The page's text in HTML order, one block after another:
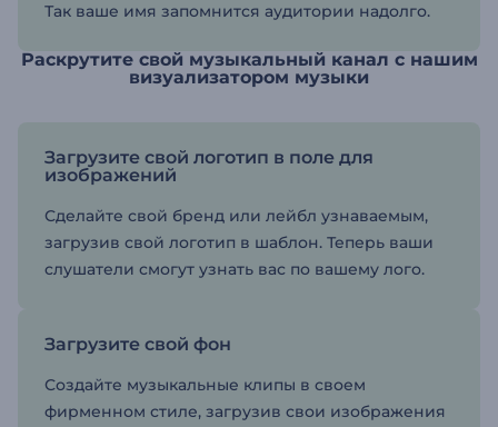
Так ваше имя запомнится аудитории надолго.
Раскрутите свой музыкальный канал с нашим
визуализатором музыки
Загрузите свой логотип в поле для
изображений
Сделайте свой бренд или лейбл узнаваемым,
загрузив свой логотип в шаблон. Теперь ваши
слушатели смогут узнать вас по вашему лого.
Загрузите свой фон
Создайте музыкальные клипы в своем
фирменном стиле, загрузив свои изображения